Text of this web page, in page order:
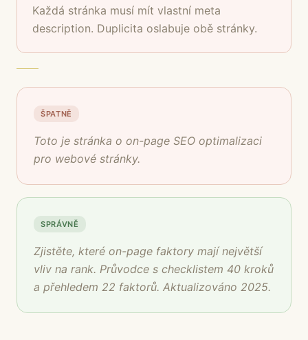
Každá stránka musí mít vlastní meta
description. Duplicita oslabuje obě stránky.
ŠPATNĚ
Toto je stránka o on-page SEO optimalizaci
pro webové stránky.
SPRÁVNĚ
Zjistěte, které on-page faktory mají největší
vliv na rank. Průvodce s checklistem 40 kroků
a přehledem 22 faktorů. Aktualizováno 2025.